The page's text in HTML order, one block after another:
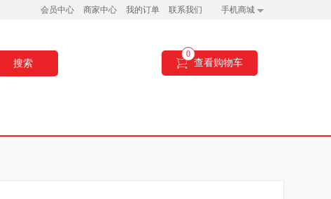
会员中心 商家中心 我的订单 联系我们 手机商城
搜索
0
查看购物车